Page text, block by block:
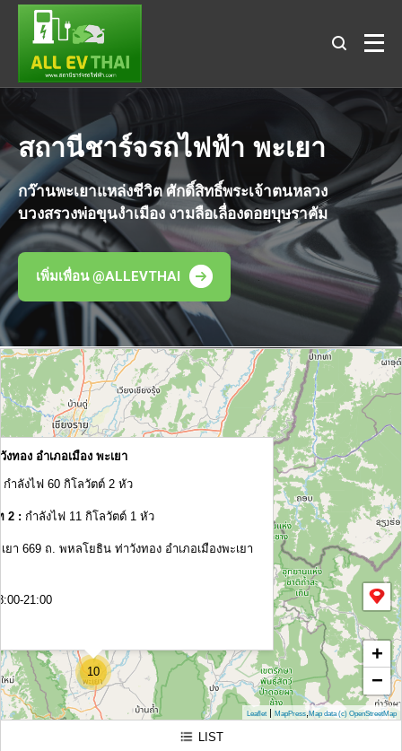
สถานีชาร์จรถไฟฟ้า พะเยา
กว๊านพะเยาแหล่งชีวิต ศักดิ์สิทธิ์พระเจ้าตนหลวง
บวงสรวงพ่อขุนงำเมือง งามลือเลื่องดอยบุษราคัม
เพิ่มเพื่อน @ALLEVTHAI .